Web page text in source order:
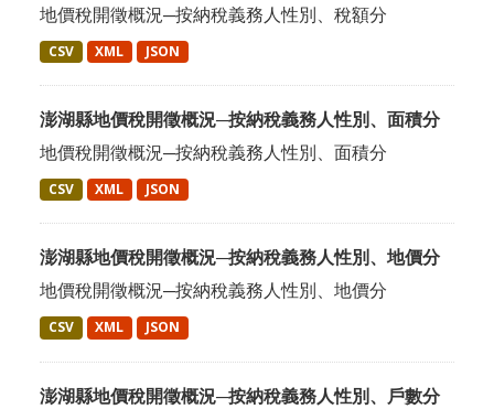
地價稅開徵概況─按納稅義務人性別、稅額分
CSV XML JSON
澎湖縣地價稅開徵概況─按納稅義務人性別、面積分
地價稅開徵概況─按納稅義務人性別、面積分
CSV XML JSON
澎湖縣地價稅開徵概況─按納稅義務人性別、地價分
地價稅開徵概況─按納稅義務人性別、地價分
CSV XML JSON
澎湖縣地價稅開徵概況─按納稅義務人性別、戶數分